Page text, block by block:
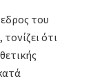
του
ότι